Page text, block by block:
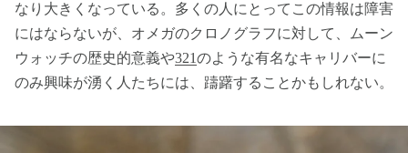
なり大きくなっている。多くの人にとってこの情報は障害
にはならないが、オメガのクロノグラフに対して、ムーン
ウォッチの歴史的意義や321のような有名なキャリバーに
のみ興味が湧く人たちには、躊躇することかもしれない。